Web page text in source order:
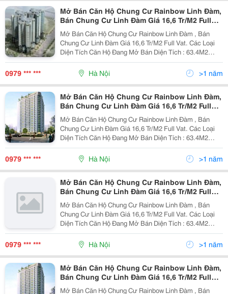
Mở Bán Căn Hộ Chung Cư Rainbow Linh Đàm,
Bán Chung Cư Linh Đàm Giá 16,6 Tr/M2 Full
Vat
Mở Bán Căn Hộ Chung Cư Rainbow Linh Đàm , Bán
Chung Cư Linh Đàm Giá 16,6 Tr/M2 Full Vat. Các Loại
Diện Tích Căn Hộ Đang Mở Bán Diện Tích : 63.4M2
68.3M2 87.8 M2 89 M2 90.2M2 90.5M2 91.8M2 90.2M2
90.7 M2 91.8M2 Tầng
0979 *** *** Hà Nội >1 năm
Mở Bán Căn Hộ Chung Cư Rainbow Linh Đàm,
Bán Chung Cư Linh Đàm Giá 16,6 Tr/M2 Full
Vat
Mở Bán Căn Hộ Chung Cư Rainbow Linh Đàm , Bán
Chung Cư Linh Đàm Giá 16,6 Tr/M2 Full Vat. Các Loại
Diện Tích Căn Hộ Đang Mở Bán Diện Tích : 63.4M2
68.3M2 87.8 M2 89 M2 90.2M2 90.5M2 91.8M2 90.2M2
90.7 M2 91.8M2 Tầng
0979 *** *** Hà Nội >1 năm
Mở Bán Căn Hộ Chung Cư Rainbow Linh Đàm,
Bán Chung Cư Linh Đàm Giá 16,6 Tr/M2 Full
Vat
Mở Bán Căn Hộ Chung Cư Rainbow Linh Đàm , Bán
Chung Cư Linh Đàm Giá 16,6 Tr/M2 Full Vat. Các Loại
Diện Tích Căn Hộ Đang Mở Bán Diện Tích : 63.4M2
68.3M2 87.8 M2 89 M2 90.2M2 90.5M2 91.8M2 90.2M2
90.7 M2 91.8M2 Tầng
0979 *** *** Hà Nội >1 năm
Mở Bán Căn Hộ Chung Cư Rainbow Linh Đàm,
Bán Chung Cư Linh Đàm Giá 16,6 Tr/M2 Full
Vat
Mở Bán Căn Hộ Chung Cư Rainbow Linh Đàm , Bán